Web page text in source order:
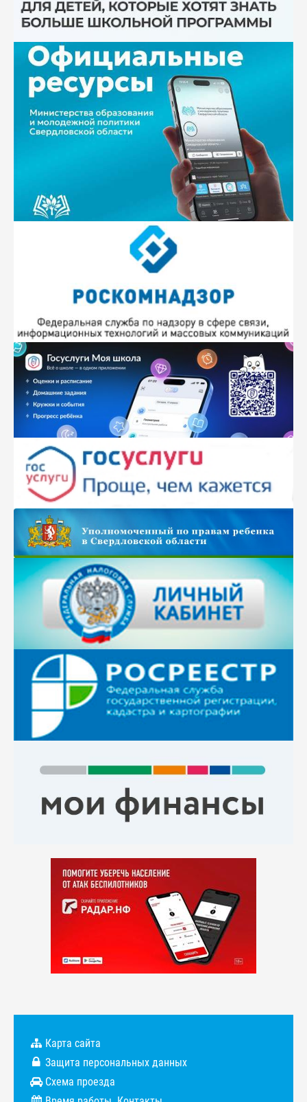
Карта сайта
Защита персональных данных
Схема проезда